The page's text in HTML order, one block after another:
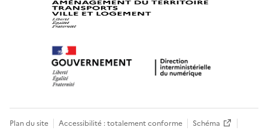
Plan du site Accessibilité : totalement conforme Schéma